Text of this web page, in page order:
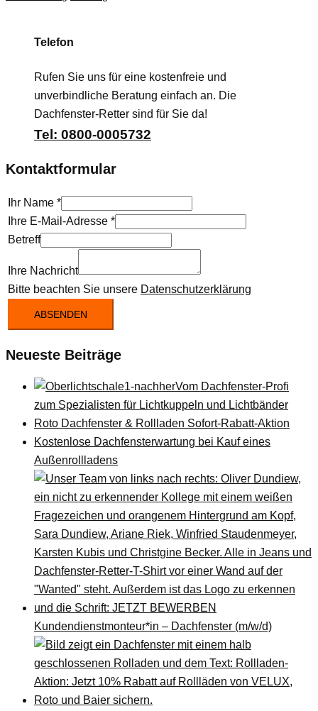
Telefon
Rufen Sie uns für eine kostenfreie und
unverbindliche Beratung einfach an. Die
Dachfenster-Retter sind für Sie da!
Tel: 0800-0005732
Kontaktformular
Ihr Name *
Ihre E-Mail-Adresse *
Betreff
Ihre Nachricht
Bitte beachten Sie unsere Datenschutzerklärung
ABSENDEN
Neueste Beiträge
Vom Dachfenster-Profi
zum Spezialisten für Lichtkuppeln und Lichtbänder
Roto Dachfenster & Rollladen Sofort-Rabatt-Aktion
Kostenlose Dachfensterwartung bei Kauf eines
Außenrollladens
Kundendienstmonteur*in – Dachfenster (m/w/d)